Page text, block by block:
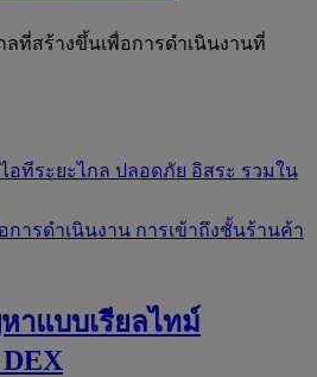
ลที่สร้างขึ้นเพื่อการดำเนินงานที่
อทีระยะไกล ปลอดภัย อิสระ รวมใน
การดำเนินงาน การเข้าถึงชั้นร้านค้า
าแบบเรียลไทม์